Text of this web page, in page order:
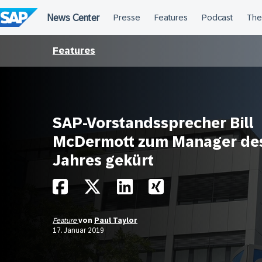
Features
SAP-Vorstandssprecher Bill
McDermott zum Manager
Jahres gekürt
Featurevon Paul Taylor
17. Januar 2019